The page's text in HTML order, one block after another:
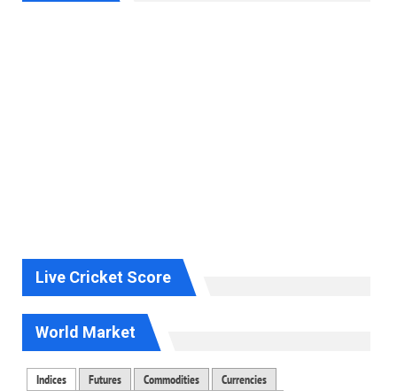
Live Cricket Score
World Market